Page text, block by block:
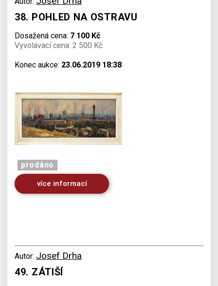
38. POHLED NA OSTRAVU
Dosažená cena: 7 100 Kč
Vyvolávací cena: 2 500 Kč
Konec aukce: 23.06.2019 18:38
prodáno
více informací
Autor: Josef Drha
49. ZÁTIŠÍ